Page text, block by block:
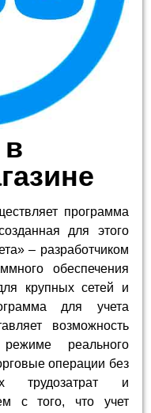
программа
для этого
– разработчиком
обеспечения
крупных сетей и
для учета
возможность
реального
операции без
трудозатрат и
с того, что учет